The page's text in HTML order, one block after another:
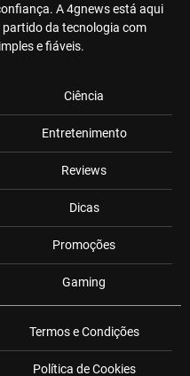
A 4gnews está aqui
da tecnologia com
e fiáveis.
Ciência
Entretenimento
Reviews
Dicas
Promoções
Gaming
Termos e Condições
Política de Cookies